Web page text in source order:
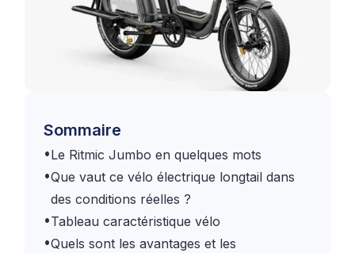
Sommaire
•Le Ritmic Jumbo en quelques mots
•Que vaut ce vélo électrique longtail dans
des conditions réelles ?
•Tableau caractéristique vélo
•Quels sont les avantages et les